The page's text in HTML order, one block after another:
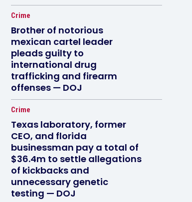
Crime
Brother of notorious
mexican cartel leader
pleads guilty to
international drug
trafficking and firearm
offenses — DOJ
Crime
Texas laboratory, former
CEO, and florida
businessman pay a total of
$36.4m to settle allegations
of kickbacks and
unnecessary genetic
testing — DOJ